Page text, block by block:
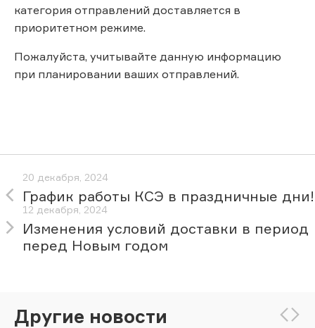
категория отправлений доставляется в
приоритетном режиме.
Пожалуйста, учитывайте данную информацию
при планировании ваших отправлений.
20 декабря, 2024
График работы КСЭ в праздничные дни!
12 декабря, 2024
Изменения условий доставки в период
перед Новым годом
Другие новости